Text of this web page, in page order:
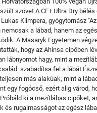
szövet A CF+ Ultra Dry bélés
Klimpera, gyógytornász
a lábad, hanem az
A Masaryk Egyetemen
hogy az Ahinsa cipőben
lábnyomot hagy, mint a
szabadítsa fel a lábát
más alakúak, mint a
egy fogócső, ezért alig várod,
ki a mezítlábas cipőket,
és rugalmasságot az egész